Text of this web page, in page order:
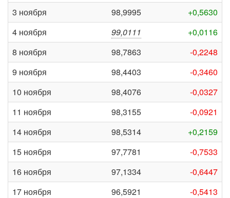
3 ноября
98,9995
+0,5630
4 ноября
99,0111
+0,0116
8 ноября
98,7863
-0,2248
9 ноября
98,4403
-0,3460
10 ноября
98,4076
-0,0327
11 ноября
98,3155
-0,0921
14 ноября
98,5314
+0,2159
15 ноября
97,7781
-0,7533
16 ноября
97,1334
-0,6447
17 ноября
96,5921
-0,5413